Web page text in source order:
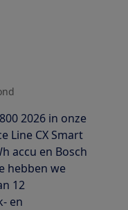
2026 in onze
Line CX Smart
accu en Bosch
hebben we
12
en